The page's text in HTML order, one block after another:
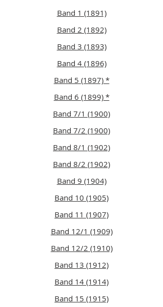
Band 1 (1891)
Band 2 (1892)
Band 3 (1893)
Band 4 (1896)
Band 5 (1897) *
Band 6 (1899) *
Band 7/1 (1900)
Band 7/2 (1900)
Band 8/1 (1902)
Band 8/2 (1902)
Band 9 (1904)
Band 10 (1905)
Band 11 (1907)
Band 12/1 (1909)
Band 12/2 (1910)
Band 13 (1912)
Band 14 (1914)
Band 15 (1915)